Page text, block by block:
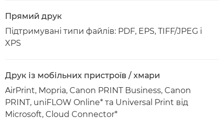
Прямий друк
Підтримувані типи файлів: PDF, EPS, TIFF/JPEG і
XPS
Друк із мобільних пристроїв / хмари
AirPrint, Mopria, Canon PRINT Business, Canon
PRINT, uniFLOW Online* та Universal Print від
Microsoft, Cloud Connector*